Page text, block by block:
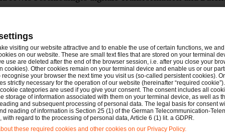
Liquidität in der Abwicklung, OCIR,
von DORA-, MiCAR- und CMDI‑Reformen.
Prioritäten 2026 zählen,
lesen Sie in unserer
verfügbar).
visiting our website attractive and to enable the use of certain functions, we
on our website. These are small text files that are stored on your terminal
use are deleted after the end of the browser session, i.e. after you close your
cookies). Other cookies remain on your terminal device and enable us or our
recognise your browser the next time you visit us (so-called persistent cookies).
strictly necessary for the operation of our website (hereinafter “required
categories are used if you give your consent. The consent includes all
storage of information associated with them on your terminal device, as well as
and subsequent processing of personal data. The legal basis for consent
reading of information is Section 25 (1) of the German Telecommunication-
with regard to the processing of personal data, Article 6 (1) lit. a GDPR.
these required cookies and other cookies on our Privacy Policy.